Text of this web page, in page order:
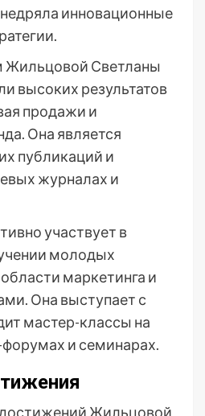
инновационные
Жильцовой Светланы
высоких результатов
продажи и
Она является
публикаций и
журналах и
участвует в
молодых
маркетинга и
Она выступает с
мастер-классы на
и семинарах.
Жильцовой